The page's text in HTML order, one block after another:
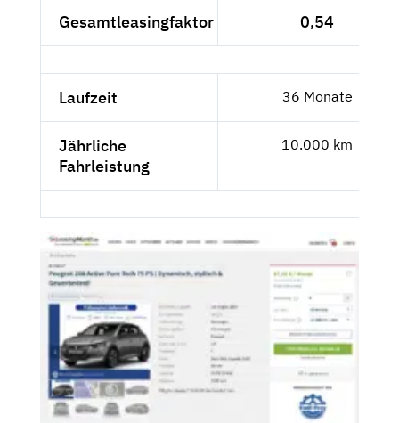
Gesamtleasingfaktor 0,54
Laufzeit 36 Monate
Jährliche
Fahrleistung
10.000 km